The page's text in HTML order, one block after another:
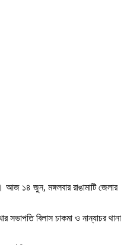
আজ ১৪ জুন, মঙ্গলবার রাঙামাটি জেলার
সভাপতি বিলাস চাকমা ও নান্যাচর থানা